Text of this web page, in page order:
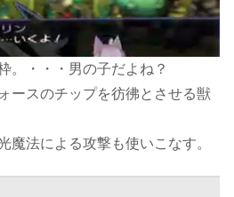
。・・・男の子だよね？
ースのチップを彷彿とさせる獣
魔法による攻撃も使いこなす。